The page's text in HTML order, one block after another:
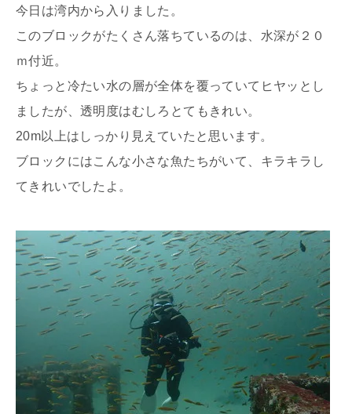
今日は湾内から入りました。
このブロックがたくさん落ちているのは、水深が２０
ｍ付近。
ちょっと冷たい水の層が全体を覆っていてヒヤッとし
ましたが、透明度はむしろとてもきれい。
20m以上はしっかり見えていたと思います。
ブロックにはこんな小さな魚たちがいて、キラキラし
てきれいでしたよ。